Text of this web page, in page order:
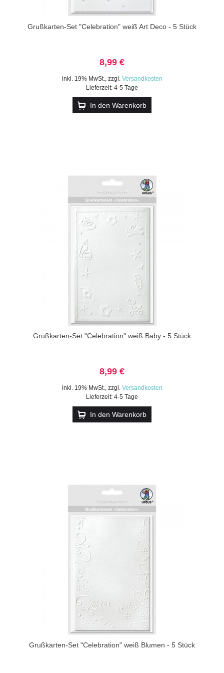
Grußkarten-Set "Celebration" weiß Art Deco - 5 Stück
8,99 €
inkl. 19% MwSt., zzgl. Versandkosten
Lieferzeit: 4-5 Tage
In den Warenkorb
Grußkarten-Set "Celebration" weiß Baby - 5 Stück
8,99 €
inkl. 19% MwSt., zzgl. Versandkosten
Lieferzeit: 4-5 Tage
In den Warenkorb
Grußkarten-Set "Celebration" weiß Blumen - 5 Stück